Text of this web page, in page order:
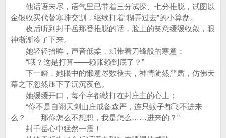
他话语未尽，语气里已带着三分试探、七分推脱，试图以
金银收买代替寒珠交割，继续打着“糊弄过去”的小算盘。
夜后听到封千岳那番推脱的话，脸上的笑意缓缓收敛，眼
神渐渐冷了下来。
她轻轻抬眸，声音低柔，却带着刀锋般的寒意：
“哦？这是打算——赖账赖到底了？”
下一瞬，她眼中的懒意尽数褪去，神情陡然严肃，仿佛天
幕之下忽然压下了沉沉夜色。
她缓缓开口，每个字都敲打在封庄主的心上：
“你不是自诩天剑山庄戒备森严，连只蚊子都飞不进来
么？——那你怎么不想想，我是怎么……进来的？”
封千岳心中猛然一震！